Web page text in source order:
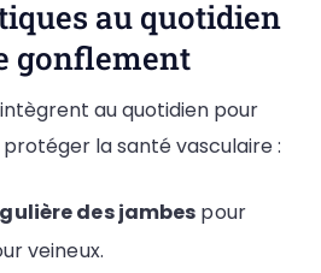
au quotidien
gonflement
au quotidien pour
la santé vasculaire :
des jambes pour
veineux.